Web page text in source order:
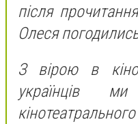
після
Олеся
З вірою в кіно
українців